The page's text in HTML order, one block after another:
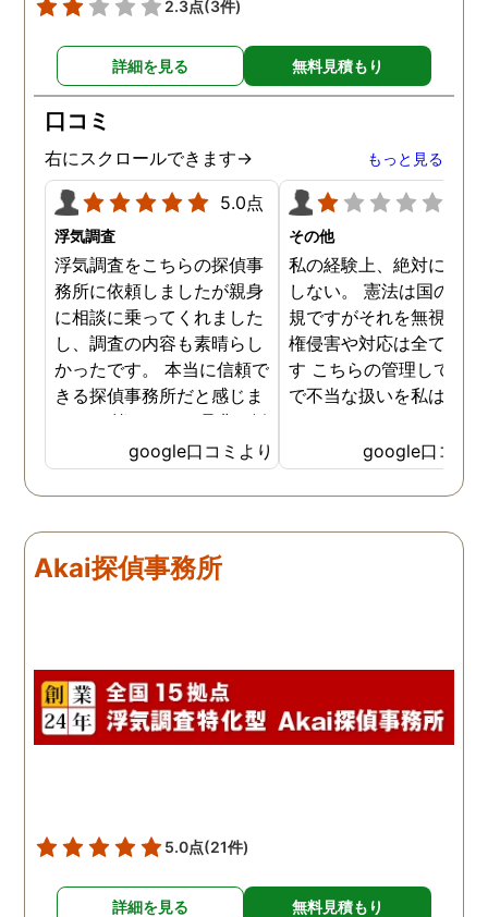
2.3点(3件)
詳細を見る 無料見積もり
口コミ
右にスクロールできます→ もっと見る
5.0点
浮気調査
浮気調査をこちらの探偵事
務所に依頼しましたが親身
に相談に乗ってくれました
し、調査の内容も素晴らし
かったです。 本当に信頼で
きる探偵事務所だと感じま
した。 皆さんにも是非お勧
めしたいと思います。
google口コミより
その他
私の経験上、絶対にお勧
しない。 憲法は国の最
規ですがそれを無視した
権侵害や対応は全て違法
す こちらの管理してい
で不当な扱いを私は受け
google口コミ
Akai探偵事務所
5.0点(21件)
詳細を見る 無料見積もり